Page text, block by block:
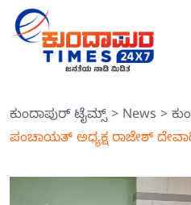
ಕುಂದಾಪುರ್ ಟೈಮ್ಸ್> News >
ಪಂಚಾಯತ್ ಅಧ್ಯಕ್ಷ ರಾಜೇಶ್